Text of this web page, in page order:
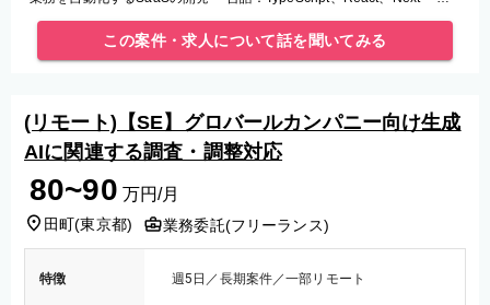
ラウド：AWS、Vercel ・支援ツール
この案件・求人について話を聞いてみる
(リモート)【SE】グロバールカンパニー向け生成
AIに関連する調査・調整対応
80~90 万円/月
田町(東京都) 業務委託(フリーランス)
特徴 週5日／長期案件／一部リモート